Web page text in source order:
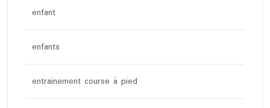
enfant
enfants
entrainement course à pied